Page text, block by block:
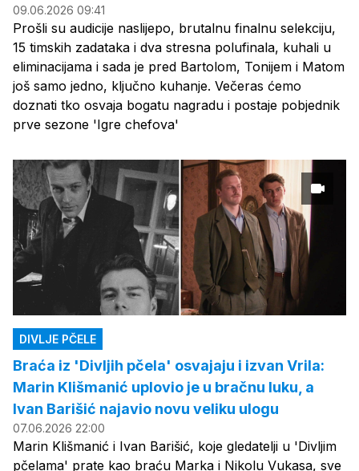
09.06.2026 09:41
Prošli su audicije naslijepo, brutalnu finalnu selekciju,
15 timskih zadataka i dva stresna polufinala, kuhali u
eliminacijama i sada je pred Bartolom, Tonijem i Matom
još samo jedno, ključno kuhanje. Večeras ćemo
doznati tko osvaja bogatu nagradu i postaje pobjednik
prve sezone 'Igre chefova'
DIVLJE PČELE
Braća iz 'Divljih pčela' osvajaju i izvan Vrila:
Marin Klišmanić uplovio je u bračnu luku, a
Ivan Barišić najavio novu veliku ulogu
07.06.2026 22:00
Marin Klišmanić i Ivan Barišić, koje gledatelji u 'Divljim
pčelama' prate kao braću Marka i Nikolu Vukasa, sve